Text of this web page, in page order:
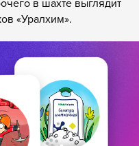
«Уралхим».